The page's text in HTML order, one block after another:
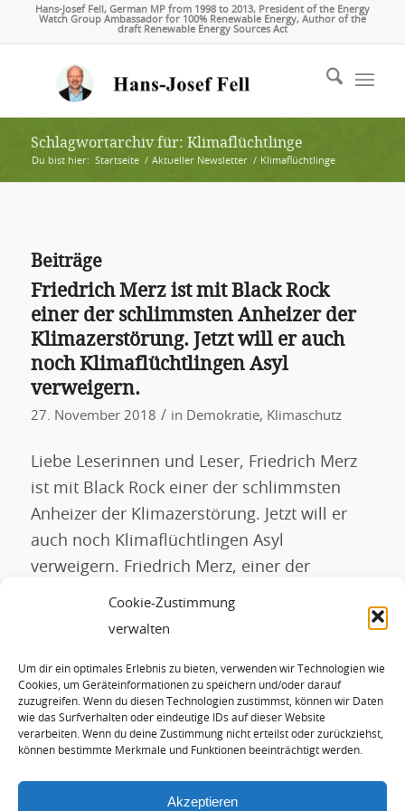
Cookie-Zustimmung
verwalten
Um dir ein optimales Erlebnis zu bieten, verwenden wir Technologien wie
Cookies, um Geräteinformationen zu speichern und/oder darauf
zuzugreifen. Wenn du diesen Technologien zustimmst, können wir Daten
wie das Surfverhalten oder eindeutige IDs auf dieser Website
verarbeiten. Wenn du deine Zustimmung nicht erteilst oder zurückziehst,
können bestimmte Merkmale und Funktionen beeinträchtigt werden.
Akzeptieren
Hans-Josef Fell, German MP from 1998 to 2013, President of the Energy
Watch Group Ambassador for 100% Renewable Energy, Author of the
draft Renewable Energy Sources Act
Schlagwortarchiv für: Klimaflüchtlinge
Du bist hier: Startseite / Aktueller Newsletter / Klimaflüchtlinge
Beiträge
Friedrich Merz ist mit Black Rock
einer der schlimmsten Anheizer der
Klimazerstörung. Jetzt will er auch
noch Klimaflüchtlingen Asyl
verweigern.
27. November 2018 / in Demokratie, Klimaschutz
Liebe Leserinnen und Leser, Friedrich Merz
ist mit Black Rock einer der schlimmsten
Anheizer der Klimazerstörung. Jetzt will er
auch noch Klimaflüchtlingen Asyl
verweigern. Friedrich Merz, einer der
Kandidaten für den CDU-Vorsitz hatte sich
auf der dritten Regionalkonferenz der CDU in
Grundrecht auf Asyl zu ändern. In diesem
Zusammenhang hat er […]